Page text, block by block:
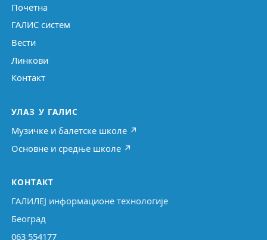
Почетна
ГАЛИС систем
Вести
Линкови
Контакт
УЛАЗ У ГАЛИС
Музичке и балетске школе ↗
Основне и средње школе ↗
КОНТАКТ
ГАЛИЛЕЈ информационе технологије
Београд
063 554177